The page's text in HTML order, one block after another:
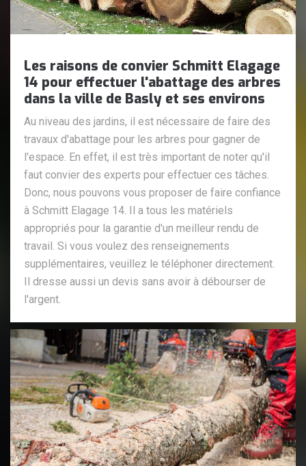
Les raisons de convier Schmitt Elagage
14 pour effectuer l'abattage des arbres
dans la ville de Basly et ses environs
Au niveau des jardins, il est nécessaire de faire des
travaux d'abattage pour les arbres pour gagner de
l'espace. En effet, il est très important de noter qu'il
faut convier des experts pour effectuer ces tâches.
Donc, nous pouvons vous proposer de faire confiance
à Schmitt Elagage 14. Il a tous les matériels
appropriés pour la garantie d'un meilleur rendu de
travail. Si vous voulez des renseignements
supplémentaires, veuillez le téléphoner directement.
Il dresse aussi un devis sans avoir à débourser de
l'argent.